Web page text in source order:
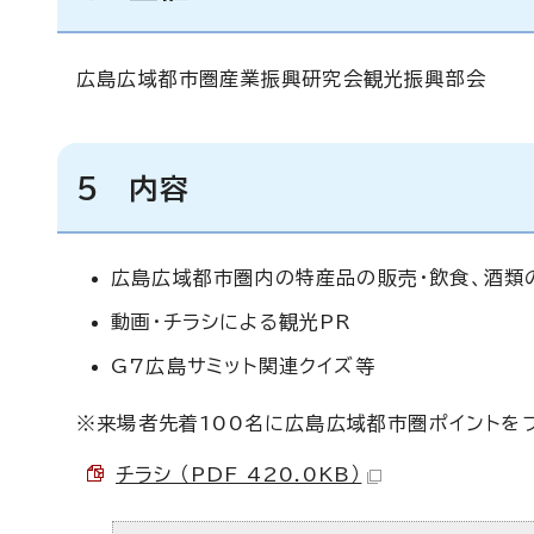
広島広域都市圏産業振興研究会観光振興部会
5 内容
広島広域都市圏内の特産品の販売・飲食、酒類
動画・チラシによる観光PR
G7広島サミット関連クイズ等
※来場者先着100名に広島広域都市圏ポイントをプ
チラシ （PDF 420.0KB）